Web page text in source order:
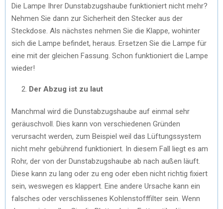
Die Lampe Ihrer Dunstabzugshaube funktioniert nicht mehr?
Nehmen Sie dann zur Sicherheit den Stecker aus der
Steckdose. Als nächstes nehmen Sie die Klappe, wohinter
sich die Lampe befindet, heraus. Ersetzen Sie die Lampe für
eine mit der gleichen Fassung. Schon funktioniert die Lampe
wieder!
Der Abzug ist zu laut
Manchmal wird die Dunstabzugshaube auf einmal sehr
geräuschvoll. Dies kann von verschiedenen Gründen
verursacht werden, zum Beispiel weil das Lüftungssystem
nicht mehr gebührend funktioniert. In diesem Fall liegt es am
Rohr, der von der Dunstabzugshaube ab nach außen läuft.
Diese kann zu lang oder zu eng oder eben nicht richtig fixiert
sein, weswegen es klappert. Eine andere Ursache kann ein
falsches oder verschlissenes Kohlenstofffilter sein. Wenn